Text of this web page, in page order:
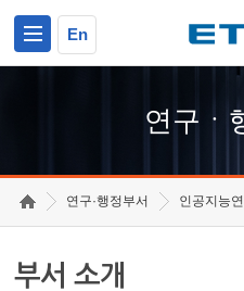
En
연구ㆍ
연구·행정부서 인공지능
부서 소개